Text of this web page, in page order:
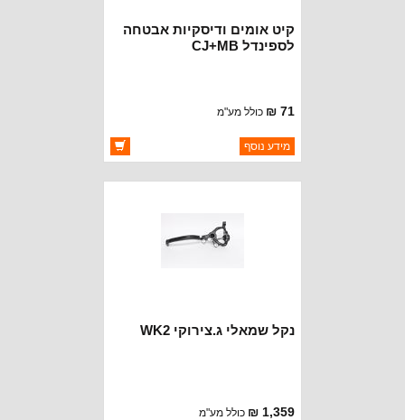
קיט אומים ודיסקיות אבטחה
לספינדל CJ+MB
71 ₪ כולל מע"מ
ברקוד: A867K
יצרן:CROWN AUTOMOTIVE
מידע נוסף
נקל שמאלי ג.צירוקי WK2
1,359 ₪ כולל מע"מ